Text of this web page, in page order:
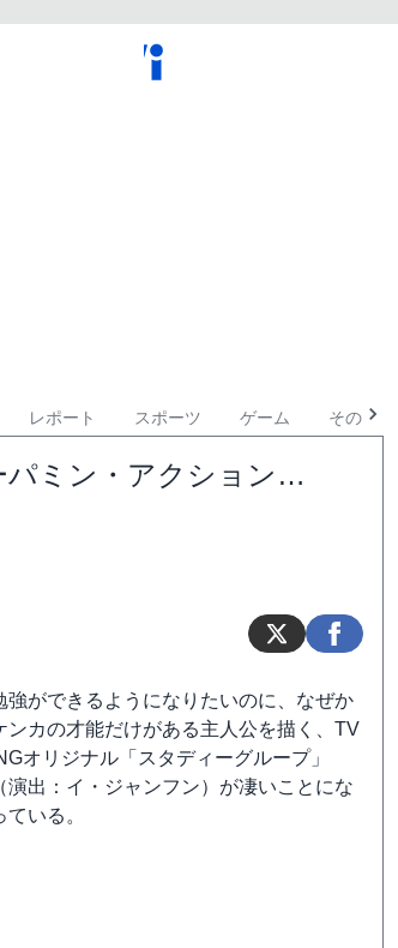
レポート スポーツ ゲーム その他
パミン・アクション…
強ができるようになりたいのに、なぜか
ンカの才能だけがある主人公を描く、TV
オリジナル「スタディーグループ」
（演出：イ・ジャンフン）が凄いことにな
ている。